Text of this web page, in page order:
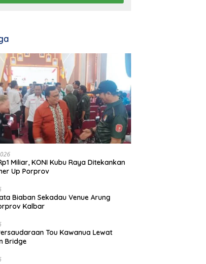
Miliar, KONI Kubu Raya Ditekankan
Up Porprov
Biaban Sekadau Venue Arung
Kalbar
Tou Kawanua Lewat
Bridge